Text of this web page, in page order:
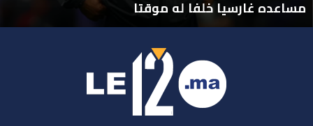
مساعده غارسيا خلفا له موقتا